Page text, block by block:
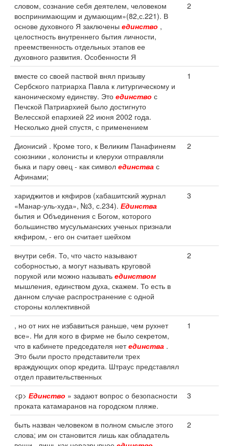
словом, сознание себя деятелем, человеком
воспринимающим и думающим»(82,с.221). В
основе духовного Я заключены единство ,
целостность внутреннего бытия личности,
преемственность отдельных этапов ее
духовного развития. Особенности Я
2
вместе со своей паствой внял призыву
Сербского патриарха Павла к литургическому и
каноническому единству. Это единство с
Печской Патриархией было достигнуто
Велесской епархией 22 июня 2002 года.
Несколько дней спустя, с применением
1
Дионисий . Кроме того, к Великим Панафинеям
союзники , колонисты и клерухи отправляли
быка и пару овец - как символ единства с
Афинами;
2
хариджитов и кяфиров (хабашитский журнал
«Манар-уль-худа», №3, с.234). Единства
бытия и Объединения с Богом, которого
большинство мусульманских ученых признали
кяфиром, - его он считает шейхом
3
внутри себя. То, что часто называют
соборностью, а могут называть круговой
порукой или можно называть единством
мышления, единством духа, скажем. То есть в
данном случае распространение с одной
стороны коллективной
2
, но от них не избавиться раньше, чем рухнет
все». Ни для кого в фирме не было секретом,
что в кабинете председателя нетединства .
Это были просто представители трех
враждующих опор кредита. Штраус представлял
отдел правительственных
1
<p> Единство » задают вопрос о безопасности
проката катамаранов на городском пляже.
3
быть назван человеком в полном смысле этого
слова; им он становится лишь как обладатель
2